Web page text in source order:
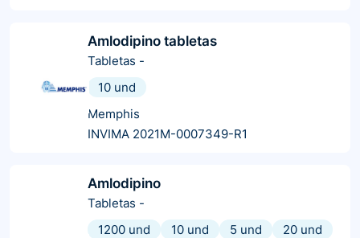
Amlodipino tabletas
Tabletas -
10 und
Memphis
INVIMA 2021M-0007349-R1
Amlodipino
Tabletas -
1200 und
10 und 5 und
20 und